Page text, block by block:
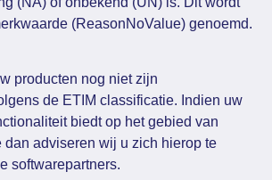
(ReasonNoValue) genoemd.
producten nog niet zijn
de ETIM classificatie. Indien uw
biedt op het gebied van
dan adviseren wij u zich hierop te
softwarepartners.